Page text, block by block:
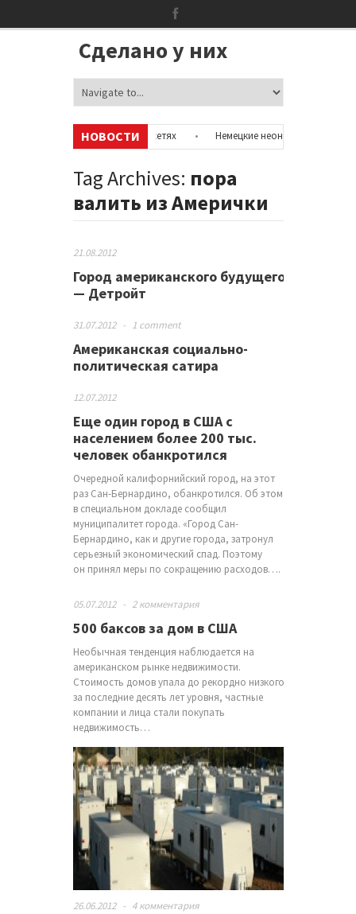
Сделано у них
НОВОСТИ
об аккаунтах в соцсетях
Немецкие неонацисты,
• Сотни бездомных мигрантов оккупировали аэропорт в
Tag Archives: пора
валить из Амерички
21.08.2012
Город американского будущего
— Детройт
31.07.2012 - 1 comment
Американская социально-
политическая сатира
12.07.2012
Еще один город в США с
населением более 200 тыс.
человек обанкротился
Очередной калифорнийский город, на этот
раз Сан-Бернардино, обанкротился. Об этом
в специальном докладе сообщил
муниципалитет города. «Город Сан-
Бернардино, как и другие города, затронул
серьезный экономический спад. Поэтому
он принял меры по сокращению расходов….
05.07.2012 - 2 комментария
500 баксов за дом в США
Необычная тенденция наблюдается на
американском рынке недвижимости.
Стоимость домов упала до рекордно низкого
за последние десять лет уровня, частные
компании и лица стали покупать
недвижимость…
26.06.2012 - 4 комментария